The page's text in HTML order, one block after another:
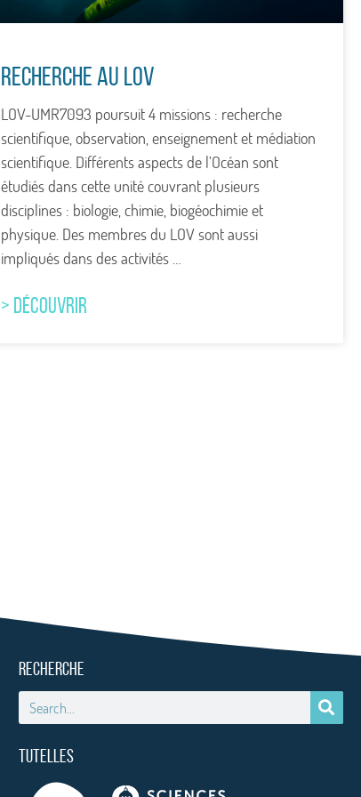
Recherche au LOV
LOV-UMR7093 poursuit 4 missions : recherche
scientifique, observation, enseignement et médiation
scientifique. Différents aspects de l’Océan sont
étudiés dans cette unité couvrant plusieurs
disciplines : biologie, chimie, biogéochimie et
physique. Des membres du LOV sont aussi
impliqués dans des activités …
> DÉCOUVRIR
RECHERCHE
TUTELLES